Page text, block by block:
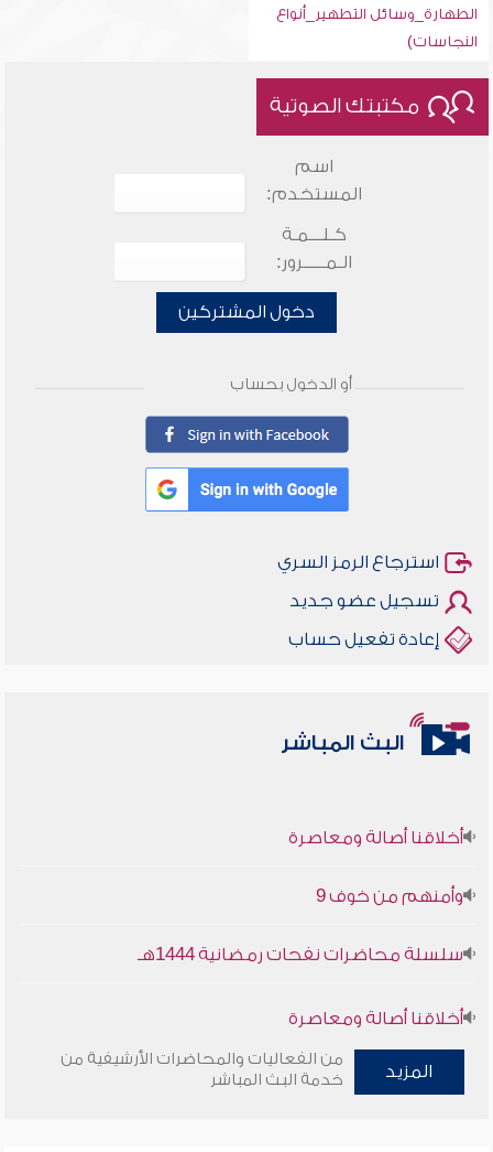
الطهارة_وسائل التطهير_أنواع
النجاسات)
مكتبتك الصوتية
اسم
المستخدم:
كـلـــمـة
الـمـــــرور:
دخول المشتركين
أو الدخول بحساب
استرجاع الرمز السري
تسجيل عضو جديد
إعادة تفعيل حساب
البث المباشر
أخلاقنا أصالة ومعاصرة
وأمنهم من خوف 9
سلسلة محاضرات نفحات رمضانية 1444هـ
أخلاقنا أصالة ومعاصرة
وأمنهم من خوف 9
المزيد
من الفعاليات والمحاضرات الأرشيفية من
خدمة البث المباشر